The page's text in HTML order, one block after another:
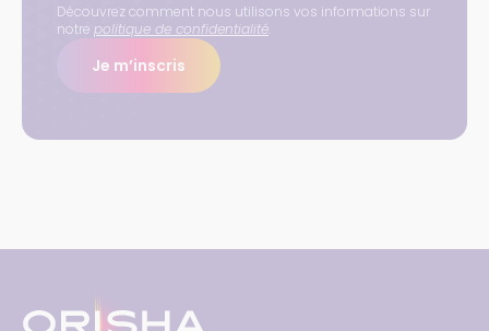
Découvrez comment nous utilisons vos informations sur
notre politique de confidentialité
Je m’inscris